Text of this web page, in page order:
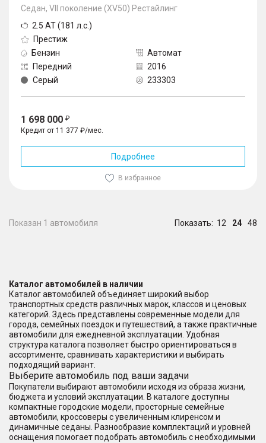
Седан, VII поколение (XV50) Рестайлинг
2.5 AT (181 л.с.)
Престиж
Бензин
Автомат
Передний
2016
Серый
233303
1 698 000
Кредит от 11 377 ₽/мес.
Подробнее
В избранное
Показан 1 автомобиля Показать: 12 24 48
Каталог автомобилей в наличии
Каталог автомобилей объединяет широкий выбор
транспортных средств различных марок, классов и ценовых
категорий. Здесь представлены современные модели для
города, семейных поездок и путешествий, а также практичные
автомобили для ежедневной эксплуатации. Удобная
структура каталога позволяет быстро ориентироваться в
ассортименте, сравнивать характеристики и выбирать
подходящий вариант.
Выберите автомобиль под ваши задачи
Покупатели выбирают автомобили исходя из образа жизни,
бюджета и условий эксплуатации. В каталоге доступны
компактные городские модели, просторные семейные
автомобили, кроссоверы с увеличенным клиренсом и
динамичные седаны. Разнообразие комплектаций и уровней
оснащения помогает подобрать автомобиль с необходимыми